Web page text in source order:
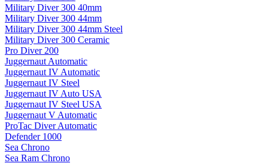
Military Diver 300 40mm
Military Diver 300 44mm
Military Diver 300 44mm Steel
Military Diver 300 Ceramic
Pro Diver 200
Juggernaut Automatic
Juggernaut IV Automatic
Juggernaut IV Steel
Juggernaut IV Auto USA
Juggernaut IV Steel USA
Juggernaut V Automatic
ProTac Diver Automatic
Defender 1000
Sea Chrono
Sea Ram Chrono